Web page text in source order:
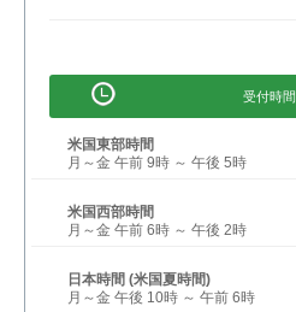
受付時間
米国東部時間
月～金 午前 9時 ～ 午後 5時
米国西部時間
月～金 午前 6時 ～ 午後 2時
日本時間 (米国夏時間)
月～金 午後 10時 ～ 午前 6時